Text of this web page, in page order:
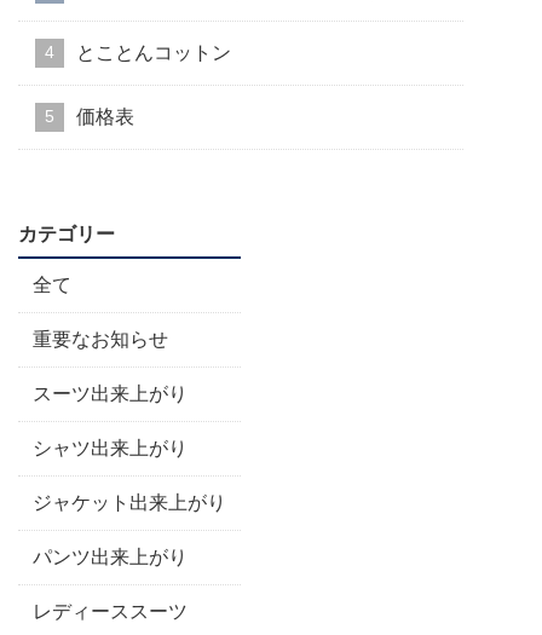
とことんコットン
価格表
カテゴリー
全て
重要なお知らせ
スーツ出来上がり
シャツ出来上がり
ジャケット出来上がり
パンツ出来上がり
レディーススーツ